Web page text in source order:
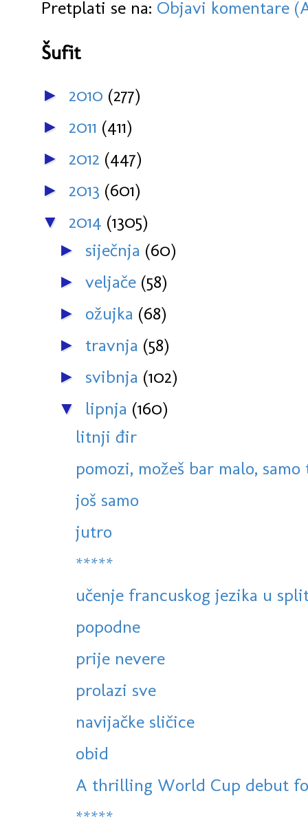
Pretplati se na: Objavi komentare
Šufit
► 2010 (277)
► 2011 (411)
► 2012 (447)
► 2013 (601)
▼ 2014 (1305)
► siječnja (60)
► veljače (58)
► ožujka (68)
► travnja (58)
► svibnja (102)
▼ lipnja (160)
litnji đir
pomozi, možeš bar malo,
još samo
jutro
*****
učenje francuskog jezika u
popodne
prije nevere
prolazi sve
navijačke sličice
obid
A thrilling World Cup debut
*****